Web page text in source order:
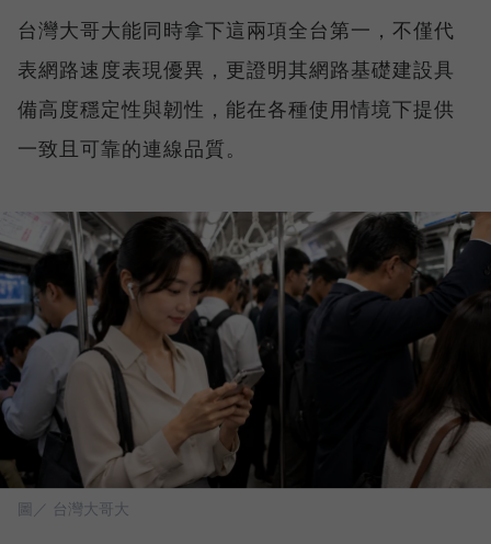
台灣大哥大能同時拿下這兩項全台第一，不僅代
表網路速度表現優異，更證明其網路基礎建設具
備高度穩定性與韌性，能在各種使用情境下提供
一致且可靠的連線品質。
圖／ 台灣大哥大